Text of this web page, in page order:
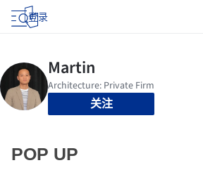
登录
关注
POP UP